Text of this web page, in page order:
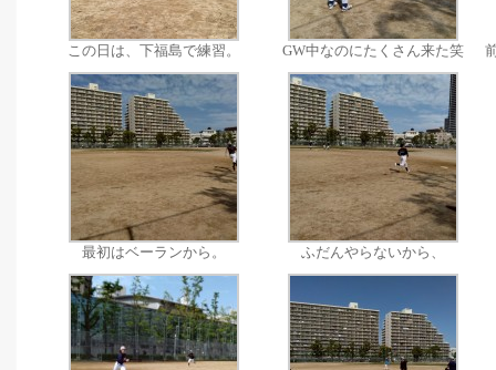
この日は、下福島で練習。 GW中なのにたくさん来た笑
最初はベーランから。 ふだんやらないから、